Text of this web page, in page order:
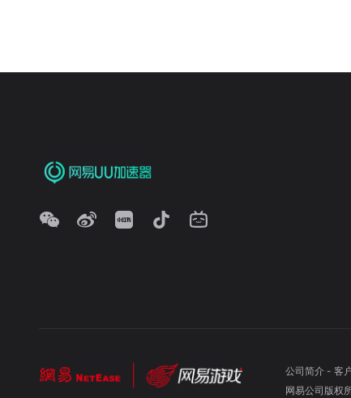
公司简介- 客
网易公司版权